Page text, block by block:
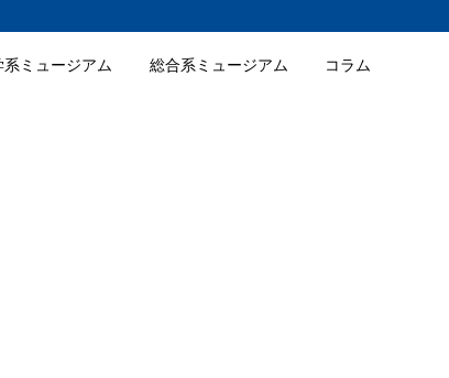
系ミュージアム 総合系ミュージアム コラム